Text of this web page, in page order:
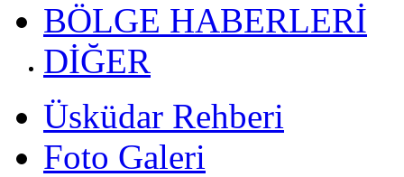
BÖLGE HABERLERİ
DİĞER
Üsküdar Rehberi
Foto Galeri